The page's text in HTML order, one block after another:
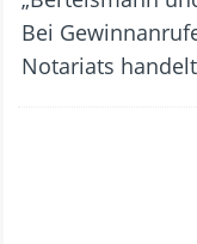
Bei
Notariats